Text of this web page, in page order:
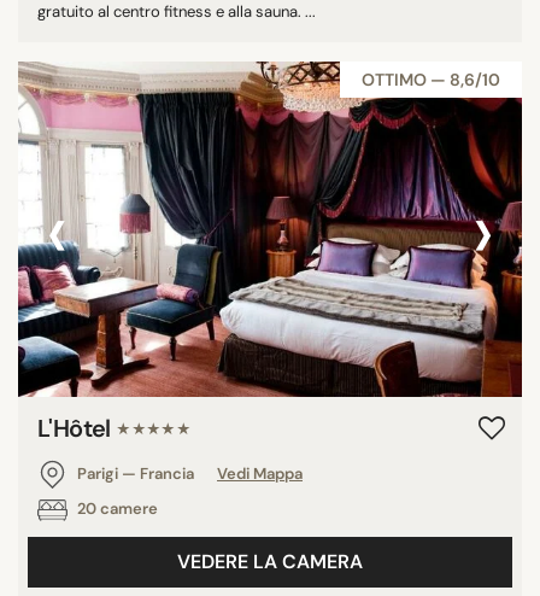
gratuito al centro fitness e alla sauna. ...
OTTIMO — 8,6/10
‹ ›
L'Hôtel ★★★★★
Parigi — Francia
Vedi Mappa
20 camere
VEDERE LA CAMERA